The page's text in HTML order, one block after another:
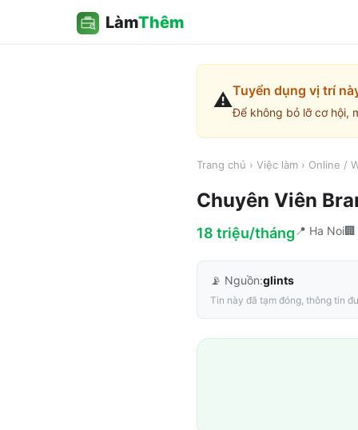
LàmThêm
⚠️Tuyển dụng vị trí
Để không bỏ lỡ cơ hội,
Trang chủ › Việc làm › Online /
Chuyên Viên
18 triệu/tháng 📍 Ha Noi🏢
📡 Nguồn:glints
Tin này đã tạm đóng, thông tin